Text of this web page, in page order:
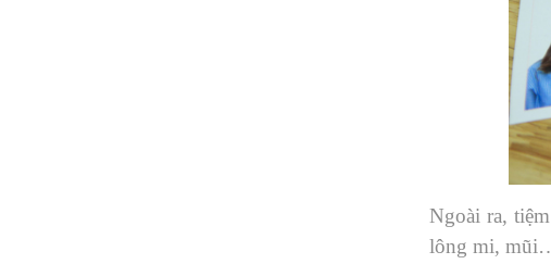
Ngoài ra,
lông mi, mũi…